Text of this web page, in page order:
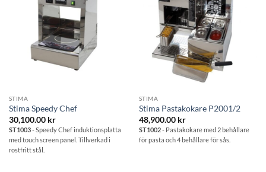
STIMA
Stima Speedy Chef
30,100.00 kr
ST1003- Speedy Chef induktionsplatta
med touch screen panel. Tillverkad i
rostfritt stål.
önskelistan
STIMA
Stima Pastakokare P2001/2
48,900.00 kr
ST1002- Pastakokare med 2 behållare
för pasta och 4 behållare för sås.